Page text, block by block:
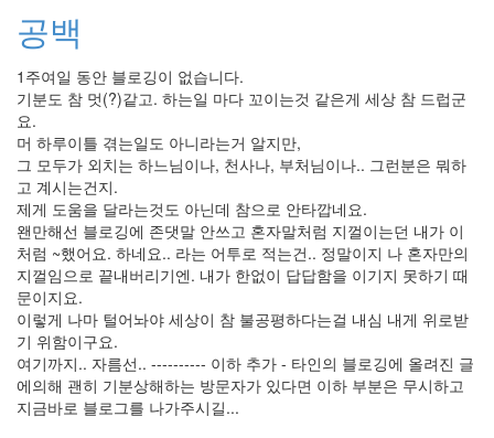
공백
1주여일 동안 블로깅이 없습니다.
기분도 참 멋(?)같고. 하는일 마다 꼬이는것 같은게 세상 참 드럽군
요.
머 하루이틀 겪는일도 아니라는거 알지만,
그 모두가 외치는 하느님이나, 천사나, 부처님이나.. 그런분은 뭐하
고 계시는건지.
제게 도움을 달라는것도 아닌데 참으로 안타깝네요.
왠만해선 블로깅에 존댓말 안쓰고 혼자말처럼 지껄이는던 내가 이
처럼 ~했어요. 하네요.. 라는 어투로 적는건.. 정말이지 나 혼자만의
지껄임으로 끝내버리기엔. 내가 한없이 답답함을 이기지 못하기 때
문이지요.
이렇게 나마 털어놔야 세상이 참 불공평하다는걸 내심 내게 위로받
기 위함이구요.
여기까지.. 자름선.. ---------- 이하 추가 - 타인의 블로깅에 올려진 글
에의해 괜히 기분상해하는 방문자가 있다면 이하 부분은 무시하고
지금바로 블로그를 나가주시길...
2006
년
8
월
26
2006
년
9
월
17
2006
년
10
월
22
2006
년
11